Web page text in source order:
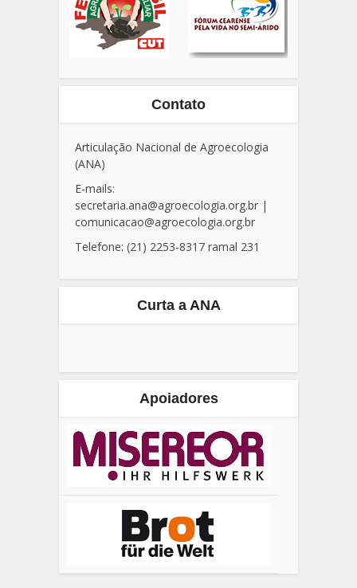
Articulação Nacional de Agroecologia
(ANA)
E-mails:
secretaria.ana@agroecologia.org.br
|
comunicacao@agroecologia.org.br
Telefone: (21) 2253-8317 ramal 231
Apoiadores